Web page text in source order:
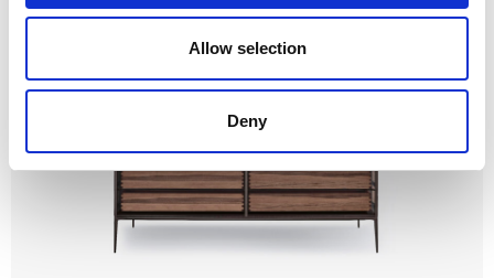
Allow selection
Deny